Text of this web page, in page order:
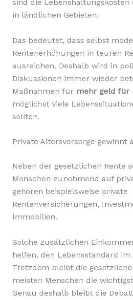
sind die
in ländlichen Gebieten.
Das bedeutet, dass selbst
Rentenerhöhungen in teuren
ausreichen. Deshalb wird in
Diskussionen immer wieder
Maßnahmen für mehr geld für
möglichst viele
sollten.
Private Altersvorsorge gewinnt
Neben der gesetzlichen Rente
Menschen zunehmend auf
gehören beispielsweise private
Rentenversicherungen,
Immobilien.
Solche zusätzlichen
helfen, den Lebensstandard
Trotzdem bleibt die
meisten Menschen die
Genau deshalb bleibt die